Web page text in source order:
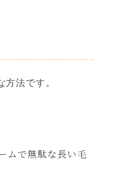
法です。
ムで無駄な長い毛